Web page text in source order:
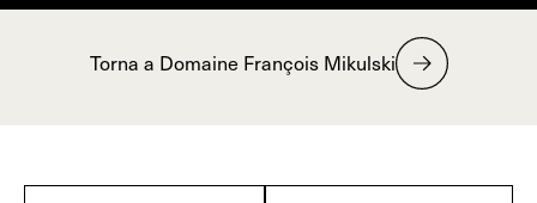
Torna a Domaine François Mikulski